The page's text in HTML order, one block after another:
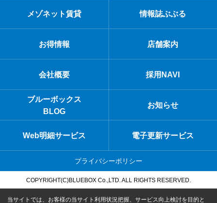
メゾネット賃貸 情報誌ぶぶる
お得情報 店舗案内
会社概要 採用NAVI
ブルーボックス
BLOG
お知らせ
Web明細サービス 電子更新サービス
プライバシーポリシー
COPYRIGHT(C)BLUEBOX Co.,LTD. ALL RIGHTS RESERVED.
当サイトでは、お客様の当サイト利用状況把握、サービス向上検討を目的と